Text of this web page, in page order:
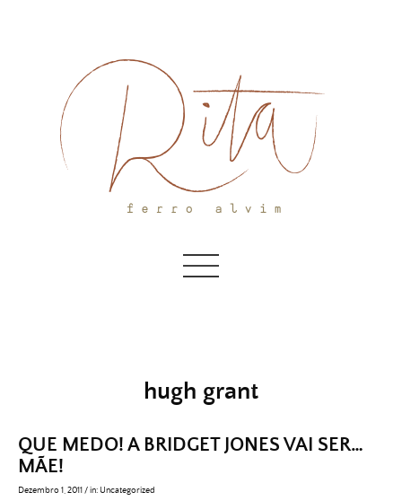
hugh grant
QUE MEDO! A BRIDGET JONES VAI SER…
MÃE!
Dezembro 1, 2011/in: Uncategorized